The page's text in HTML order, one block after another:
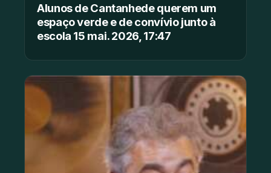
Alunos de Cantanhede querem um
espaço verde e de convívio junto à
escola 15 mai. 2026, 17:47